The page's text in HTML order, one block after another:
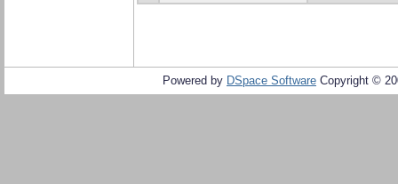
Powered by DSpace Software Copyright ©